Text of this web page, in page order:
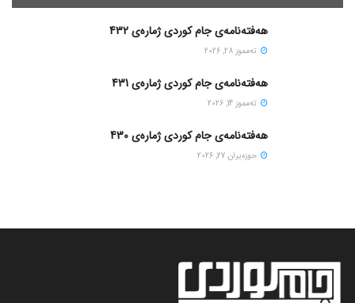
هەفتەنامەی جام کوردی ژمارەی 432
ته‌مموز 28, 2026
هەفتەنامەی جام کوردی ژمارەی 431
ته‌مموز 14, 2026
هەفتەنامەی جام کوردی ژمارەی 430
حوزه‌یران 27, 2026